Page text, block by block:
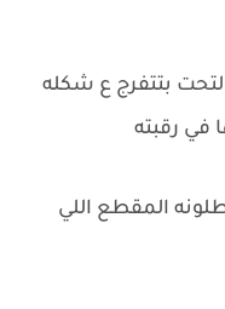
بتتفرج ع شكله
في رقبته
المقطع اللي